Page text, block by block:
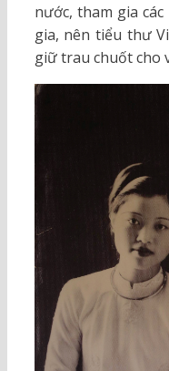
nước, tham gia
gia, nên tiểu thư
giữ trau chuốt cho